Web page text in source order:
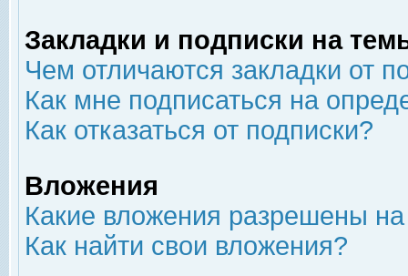
Закладки и подписки на
Чем отличаются закладки от
Как мне подписаться на
Как отказаться от подписки?
Вложения
Какие вложения разрешены
Как найти свои вложения?